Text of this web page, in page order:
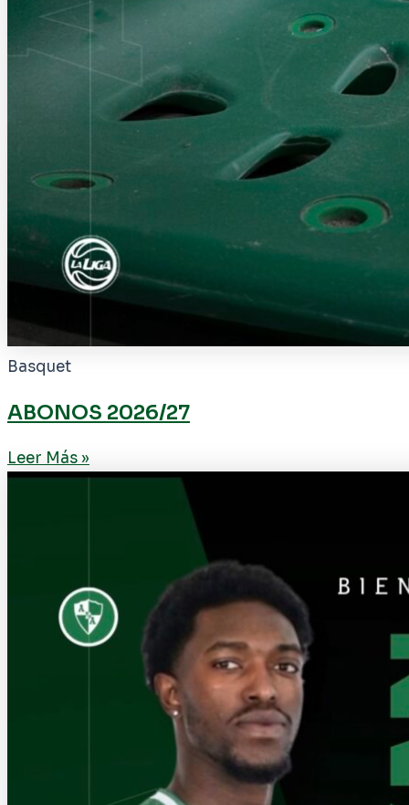
Basquet
ABONOS 2026/27
Leer Más »